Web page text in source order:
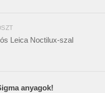
Leica Noctilux-szal
anyagok!